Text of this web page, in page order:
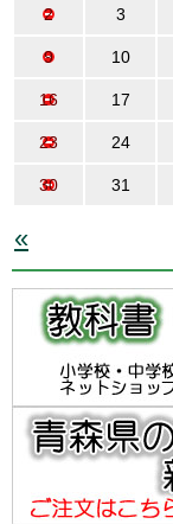
2 3
9 10
16 17
23 24
30 31
«